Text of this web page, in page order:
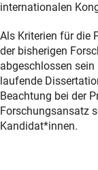
internationalen
Als Kriterien für die
der bisherigen
abgeschlossen
laufende
Beachtung bei der
Forschungsansatz
Kandidat*innen.